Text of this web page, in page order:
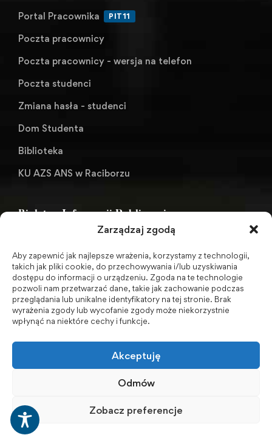
Zarządzaj zgodą
Aby zapewnić jak najlepsze wrażenia, korzystamy z technologii,
takich jak pliki cookie, do przechowywania i/lub uzyskiwania
dostępu do informacji o urządzeniu. Zgoda na te technologie
pozwoli nam przetwarzać dane, takie jak zachowanie podczas
przeglądania lub unikalne identyfikatory na tej stronie. Brak
wyrażenia zgody lub wycofanie zgody może niekorzystnie
wpłynąć na niektóre cechy i funkcje.
Akceptuję
Odmów
Zobacz preferencje
Portal Pracownika
PIT11
Poczta pracownicy
Poczta pracownicy - wersja na telefon
Poczta studenci
Zmiana hasła - studenci
Dom Studenta
Biblioteka
KU AZS ANS w Raciborzu
Biuletyn Informacji Publicznej
BIP - Biuletyn Informacji Publicznej PWSZ -
archiwum
Social Media
© 2001-2026 Akademia Nauk Stosowanych w Raciborzu